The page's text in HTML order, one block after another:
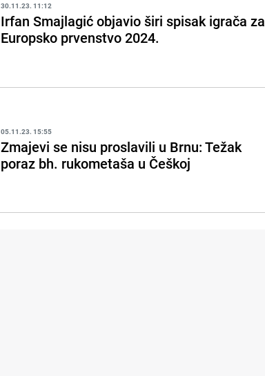
30.11.23. 11:12
Irfan Smajlagić objavio širi spisak igrača za
Europsko prvenstvo 2024.
05.11.23. 15:55
Zmajevi se nisu proslavili u Brnu: Težak
poraz bh. rukometaša u Češkoj